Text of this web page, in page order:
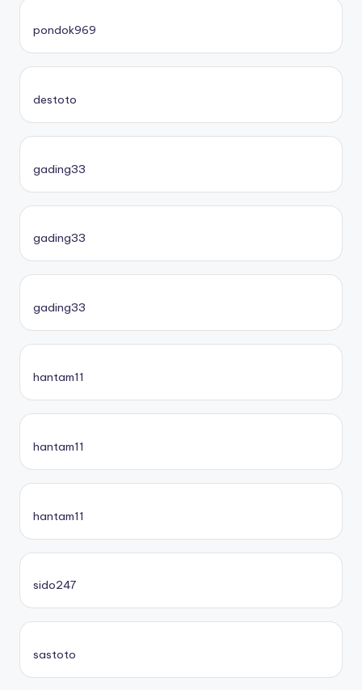
pondok969
destoto
gading33
gading33
gading33
hantam11
hantam11
hantam11
sido247
sastoto